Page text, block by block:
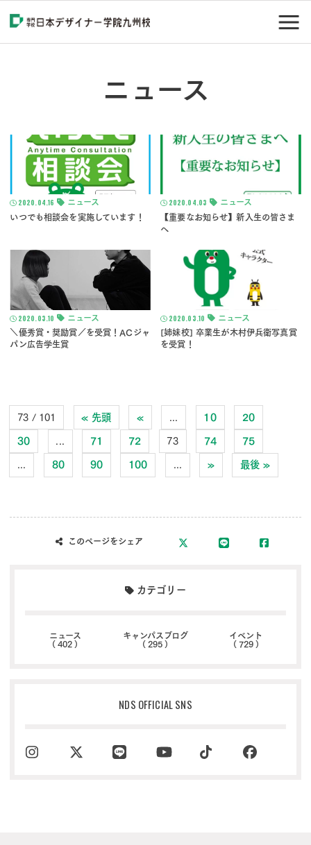
ニュース
2020.04.16
ニュース
いつでも相談会を実施しています！
2020.04.03
ニュース
【重要なお知らせ】新入生の皆さま
へ
2020.03.10
ニュース
＼優秀賞・奨励賞／を受賞！ACジャ
パン広告学生賞
2020.03.10
ニュース
[姉妹校] 卒業生が木村伊兵衛写真賞
を受賞！
73 / 101 « 先頭 « 10 20
30 ... 71 72 73 74 75
... 80 90 100 ... » 最後 »
このページをシェア
カテゴリー
ニュース
( 402 )
キャンパスブログ
( 295 )
イベント
( 729 )
NDS OFFICIAL SNS